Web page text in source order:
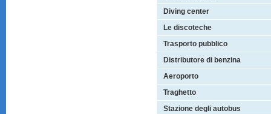
Diving center
Le discoteche
Trasporto pubblico
Distributore di benzina
Aeroporto
Traghetto
Stazione degli autobus